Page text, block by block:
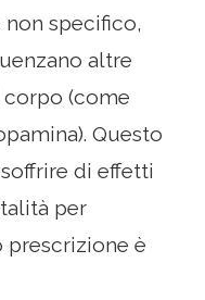
specifico,
altre
(come
Questo
di effetti
per
prescrizione è